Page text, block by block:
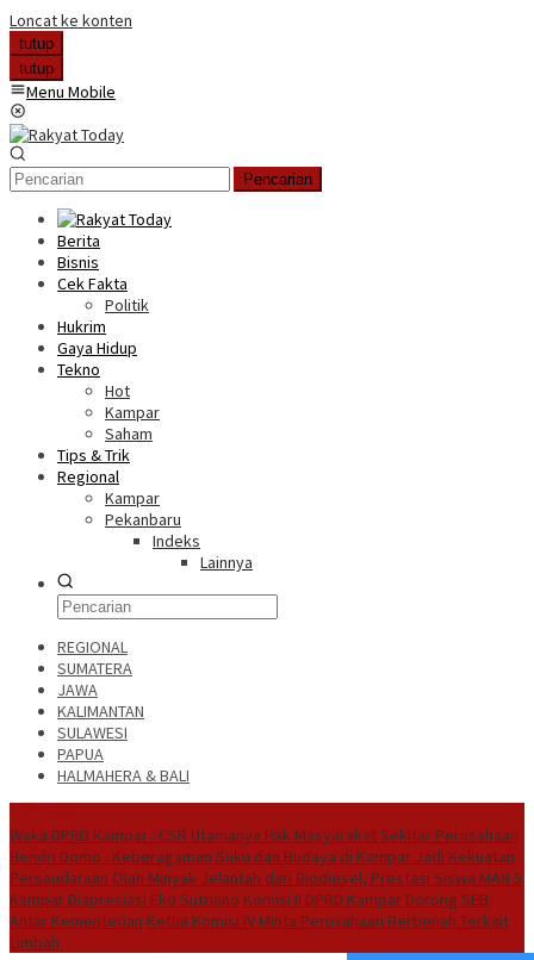
Loncat ke konten
tutup
tutup
Menu Mobile
Pencarian
Berita
Bisnis
Cek Fakta
Politik
Hukrim
Gaya Hidup
Tekno
Hot
Kampar
Saham
Tips & Trik
Regional
Kampar
Pekanbaru
Indeks
Lainnya
REGIONAL
SUMATERA
JAWA
KALIMANTAN
SULAWESI
PAPUA
HALMAHERA & BALI
Waka DPRD Kampar : CSR Utamanya Hak Masyarakat Sekitar Perusahaan
Hendri Domo : Keberagaman Suku dan Budaya di Kampar Jadi Kekuatan
Persaudaraan Olah Minyak Jelantah dari Biodiesel, Prestasi Siswa MAN 5
Kampar Diapresiasi Eko Sutrisno Komisi II DPRD Kampar Dorong SEB
Antar Kementerian Ketua Komisi IV Minta Perusahaan Berbenah Terkait
Limbah